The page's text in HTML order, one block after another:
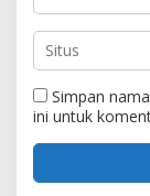
Simpan
ini untuk